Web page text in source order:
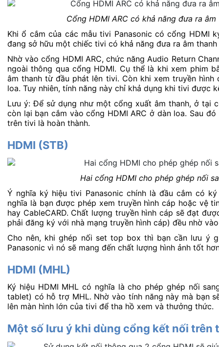
Cổng HDMI ARC có khả năng đưa ra
Khi ổ cắm của các mẫu tivi Panasonic có cổng HDMI
đang sở hữu một chiếc tivi có khả năng đưa ra âm
Nhờ vào cổng HDMI ARC, chức năng Audio Return
ngoài thông qua cổng HDMI. Cụ thể là khi xem phim
âm thanh từ đầu phát lên tivi. Còn khi xem truyền
loa. Tuy nhiên, tính năng này chỉ khả dụng khi tivi được
Lưu ý: Để sử dụng như một cổng xuất âm thanh, ở tại
còn lại bạn cắm vào cổng HDMI ARC ở dàn loa. Sau
trên tivi là hoàn thành.
HDMI (STB)
Hai cổng HDMI cho phép ghép nối
Ý nghĩa ký hiệu tivi Panasonic chính là đầu cắm có
nghĩa là bạn được phép xem truyền hình cáp hoặc vệ
hay CableCARD. Chất lượng truyền hình cáp sẽ đạt
phải đăng ký với nhà mạng truyền hình cáp) đều nhờ
Cho nên, khi ghép nối set top box thì bạn cần lưu ý
Panasonic vì nó sẽ mang đến chất lượng hình ảnh tốt
HDMI (MHL)
Ký hiệu HDMI MHL có nghĩa là cho phép ghép nối
tablet) có hỗ trợ MHL. Nhờ vào tính năng này mà bạn
lên màn hình lớn của tivi để tha hồ xem và thưởng thức.
Một số lưu ý khi dùng cổng kết nối trên